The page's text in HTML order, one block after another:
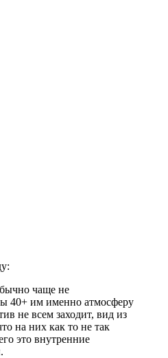
чаще не
40+ им именно атмосферу
не всем заходит, вид из
на них как то не так
это внутренние